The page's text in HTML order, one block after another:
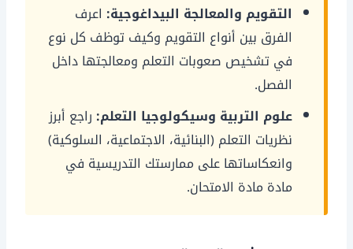
التقويم والمعالجة البيداغوجية: اعرف
الفرق بين أنواع التقويم وكيف توظف كل نوع
في تشخيص صعوبات التعلم ومعالجتها داخل
الفصل.
علوم التربية وسيكولوجيا التعلم: راجع أبرز
نظريات التعلم (البنائية، الاجتماعية، السلوكية)
وانعكاساتها على ممارستك التدريسية في
مادة مادة الامتحان.